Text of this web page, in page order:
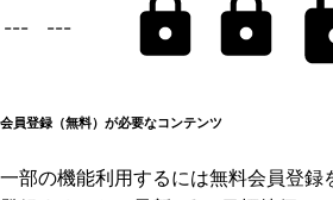
--- ---
会員登録（無料）が必要なコンテンツ
一部の機能利用するには無料会員登録